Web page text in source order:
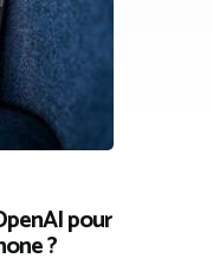
pour
?